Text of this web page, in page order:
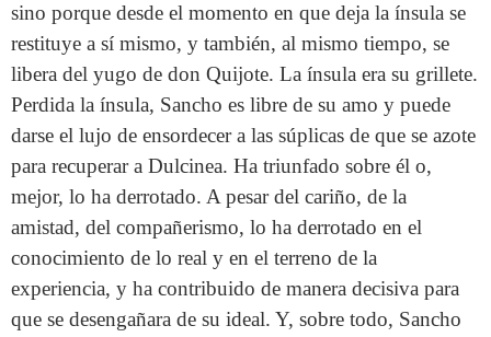
sino porque desde el momento en que deja la ínsula se
restituye a sí mismo, y también, al mismo tiempo, se
libera del yugo de don Quijote. La ínsula era su grillete.
Perdida la ínsula, Sancho es libre de su amo y puede
darse el lujo de ensordecer a las súplicas de que se azote
para recuperar a Dulcinea. Ha triunfado sobre él o,
mejor, lo ha derrotado. A pesar del cariño, de la
amistad, del compañerismo, lo ha derrotado en el
conocimiento de lo real y en el terreno de la
experiencia, y ha contribuido de manera decisiva para
que se desengañara de su ideal. Y, sobre todo, Sancho